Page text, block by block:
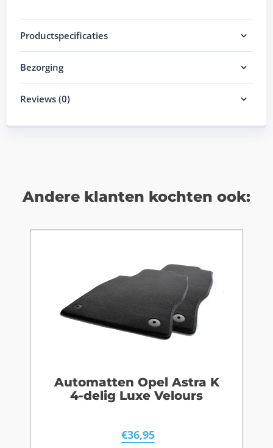
Productspecificaties
Bezorging
Reviews (0)
Andere klanten kochten ook:
Automatten Opel Astra K
4-delig Luxe Velours
€36,95